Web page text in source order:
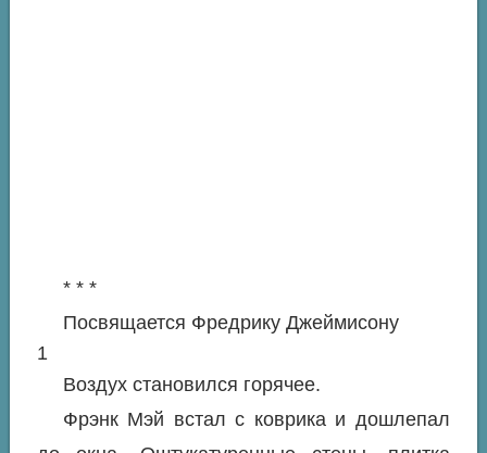
* * *
Посвящается Фредрику Джеймисону
1
Воздух становился горячее.
Фрэнк Мэй встал с коврика и дошлепал